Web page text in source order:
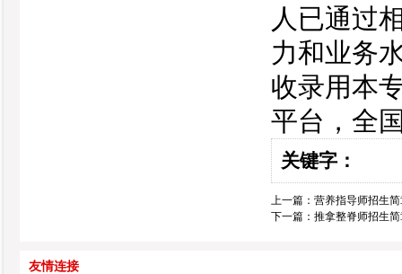
人已通过
力和业务
收录用本
平台，全
关键字：
上一篇： 营养指导师招生
下一篇： 推拿整脊师招生
友情连接